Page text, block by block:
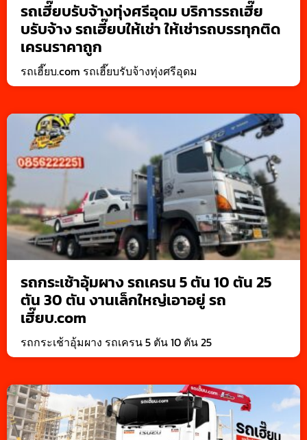
รถเฮี๊ยบรับจ้างทุ่งศรีอุดม บริการรถเฮี๊ย
บรับจ้าง รถเฮี๊ยบให้เช่า ให้เช่ารถบรรทุกติด
เครนราคาถูก
รถเฮี๊ยบ.com รถเฮี๊ยบรับจ้างทุ่งศรีอุดม
รถกระเช้าอุ้มผาง รถเครน 5 ตัน 10 ตัน 25
ตัน 30 ตัน งานเล็กใหญ่เอาอยู่ รถ
เฮี๊ยบ.com
รถกระเช้าอุ้มผาง รถเครน 5 ตัน 10 ตัน 25